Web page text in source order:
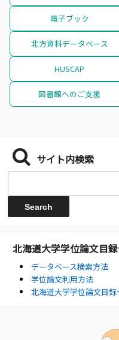
電子ブック
北方資料データベース
HUSCAP
図書館へのご支援
サイト内検索
北海道大学学位論文目
データベース検索方法
学位論文利用方法
北海道大学学位論文目